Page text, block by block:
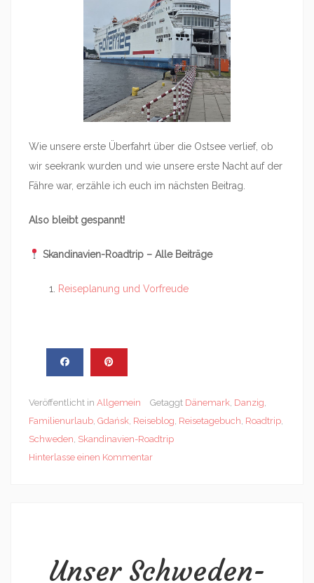
Wie unsere erste Überfahrt über die Ostsee verlief, ob
wir seekrank wurden und wie unsere erste Nacht auf der
Fähre war, erzähle ich euch im nächsten Beitrag.
Also bleibt gespannt!
Skandinavien-Roadtrip – Alle Beiträge
Reiseplanung und Vorfreude
Veröffentlicht in Allgemein Getaggt Dänemark Danzig
Familienurlaub Gdańsk Reiseblog Reisetagebuch Roadtrip
Schweden Skandinavien-Roadtrip
Hinterlasse einen Kommentar
Unser Schweden-